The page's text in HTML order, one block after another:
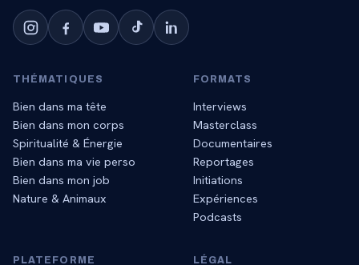
THÉMATIQUES
Bien dans ma tête
Bien dans mon corps
Spiritualité & Énergie
Bien dans ma vie perso
Bien dans mon job
Nature & Animaux
FORMATS
Interviews
Masterclass
Documentaires
Reportages
Initiations
Expériences
Podcasts
PLATEFORME LÉGAL